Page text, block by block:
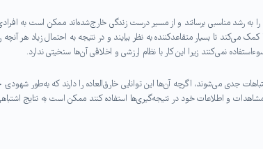
به رشد مناسبی برسانند و از مسیر درست زندگی خارج‌شده‌اند ممکن است به
می‌کند تا بسیار متقاعد‌کننده به نظر بیایند و در نتیجه به احتمال زیاد هر آنچه
نمی‌کنند زیرا این کار با نظام ارزشی و اخلاقی آن‌ها سنخیتی ندارد.
جدی می‌شوند، اگرچه آن‌ها این توانایی خارق‌العاده را دارند که به‌طور
مشاهدات و اطلاعات خود در نتیجه‌گیری‌ها استفاده کنند ممکن است به نتایج